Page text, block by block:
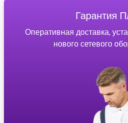
Гарантия
Оперативная доставка,
нового сетевого